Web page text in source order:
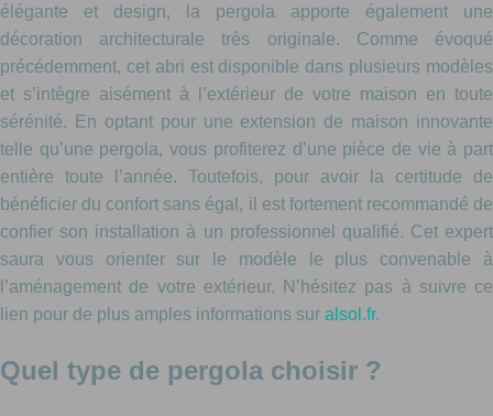
élégante et design, la pergola apporte également une
décoration architecturale très originale. Comme évoqué
précédemment, cet abri est disponible dans plusieurs modèles
et s’intègre aisément à l’extérieur de votre maison en toute
sérénité. En optant pour une extension de maison innovante
telle qu’une pergola, vous profiterez d’une pièce de vie à part
entière toute l’année. Toutefois, pour avoir la certitude de
bénéficier du confort sans égal, il est fortement recommandé de
confier son installation à un professionnel qualifié. Cet expert
saura vous orienter sur le modèle le plus convenable à
l’aménagement de votre extérieur. N’hésitez pas à suivre ce
lien pour de plus amples informations sur alsol.fr.
Quel type de pergola choisir ?